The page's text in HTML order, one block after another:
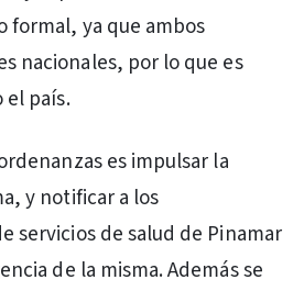
formal, ya que ambos
nacionales, por lo que es
país.
es impulsar la
y notificar a los
servicios de salud de Pinamar
de la misma. Además se